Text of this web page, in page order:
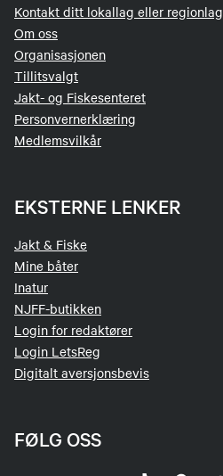
Kontakt ditt lokallag eller regionlag
Om oss
Organisasjonen
Tillitsvalgt
Jakt- og Fiskesenteret
Personvernerklæring
Medlemsvilkår
EKSTERNE LENKER
Jakt & Fiske
Mine båter
Inatur
NJFF-butikken
Login for redaktører
Login LetsReg
Digitalt aversjonsbevis
FØLG OSS